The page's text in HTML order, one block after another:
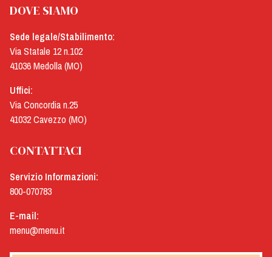
DOVE SIAMO
Sede legale/Stabilimento:
Via Statale 12 n.102
41036 Medolla (MO)
Uffici:
Via Concordia n.25
41032 Cavezzo (MO)
CONTATTACI
Servizio Informazioni:
800-070783
E-mail:
menu@menu.it